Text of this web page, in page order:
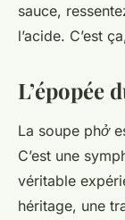
sauce,
l’acide. C’est
L’épopée
La soupe phở
C’est une
véritable
héritage, une